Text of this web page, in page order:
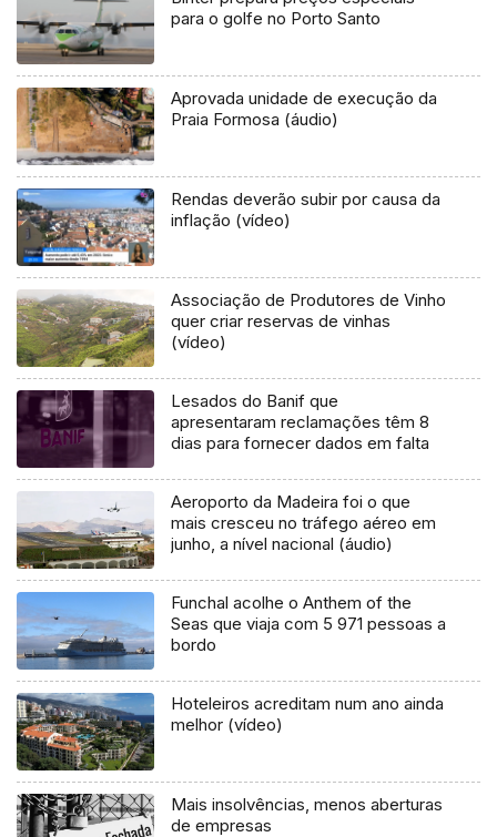
para o golfe no Porto Santo
Aprovada unidade de execução da
Praia Formosa (áudio)
Rendas deverão subir por causa da
inflação (vídeo)
Associação de Produtores de Vinho
quer criar reservas de vinhas
(vídeo)
Lesados do Banif que
apresentaram reclamações têm 8
dias para fornecer dados em falta
Aeroporto da Madeira foi o que
mais cresceu no tráfego aéreo em
junho, a nível nacional (áudio)
Funchal acolhe o Anthem of the
Seas que viaja com 5 971 pessoas a
bordo
Hoteleiros acreditam num ano ainda
melhor (vídeo)
Mais insolvências, menos aberturas
de empresas